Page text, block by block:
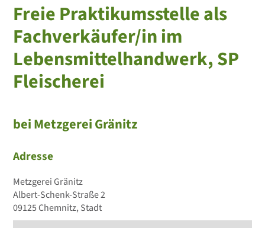
Freie Praktikumsstelle als
Fachverkäufer/in im
Lebensmittelhandwerk, SP
Fleischerei
bei Metzgerei Gränitz
Adresse
Metzgerei Gränitz
Albert-Schenk-Straße 2
09125 Chemnitz, Stadt